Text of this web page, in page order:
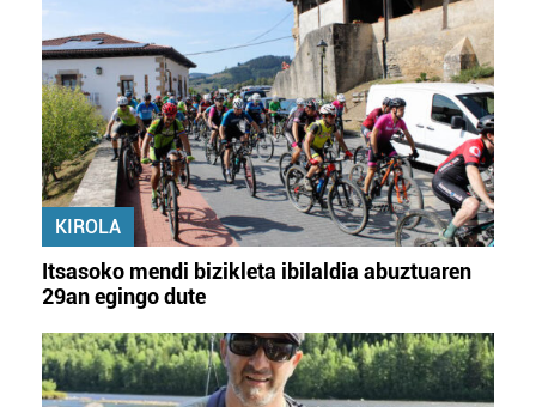
KIROLA
Itsasoko mendi bizikleta ibilaldia abuztuaren
29an egingo dute